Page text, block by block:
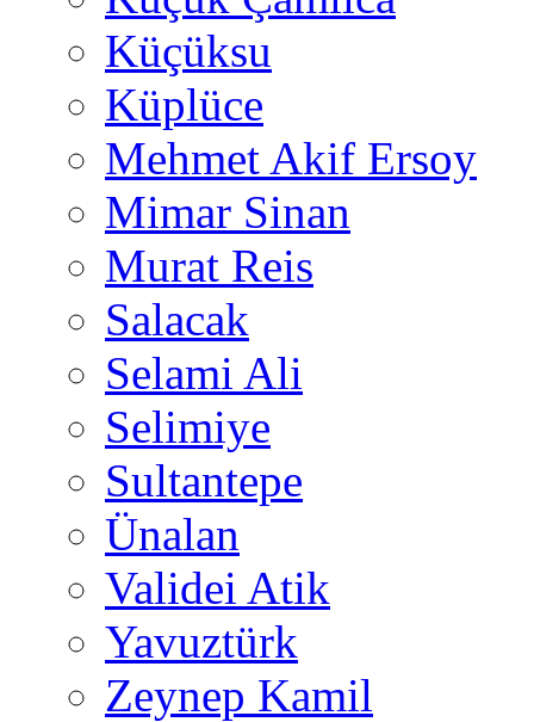
Küçüksu
Küplüce
Mehmet Akif Ersoy
Mimar Sinan
Murat Reis
Salacak
Selami Ali
Selimiye
Sultantepe
Ünalan
Validei Atik
Yavuztürk
Zeynep Kamil